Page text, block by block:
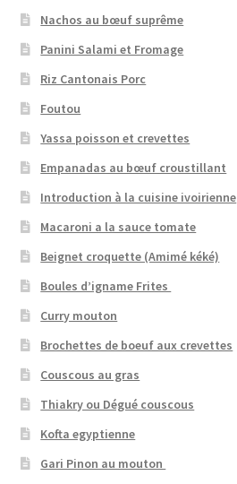
Nachos au bœuf suprême
Panini Salami et Fromage
Riz Cantonais Porc
Foutou
Yassa poisson et crevettes
Empanadas au bœuf croustillant
Introduction à la cuisine ivoirienne
Macaroni a la sauce tomate
Beignet croquette (Amimé kéké)
Boules d’igname Frites
Curry mouton
Brochettes de boeuf aux crevettes
Couscous au gras
Thiakry ou Dégué couscous
Kofta egyptienne
Gari Pinon au mouton